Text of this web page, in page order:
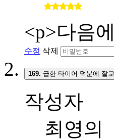
<p>다음
수정 삭제
169. 급한 타이어 덕분에 잘
작성자
최영의